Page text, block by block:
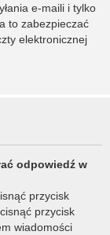
e-maili i tylko
to zabezpieczać
elektronicznej
odpowiedź w
przycisk
przycisk
wiadomości